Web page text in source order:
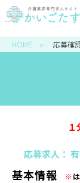
HOME ＞ 応募確
応募求人：
基本情報 ※